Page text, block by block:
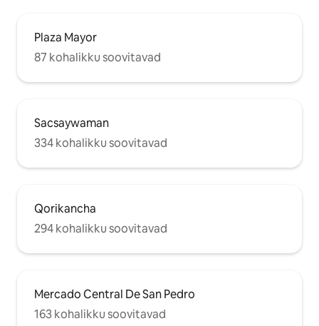
Plaza Mayor
87 kohalikku soovitavad
Sacsaywaman
334 kohalikku soovitavad
Qorikancha
294 kohalikku soovitavad
Mercado Central De San Pedro
163 kohalikku soovitavad